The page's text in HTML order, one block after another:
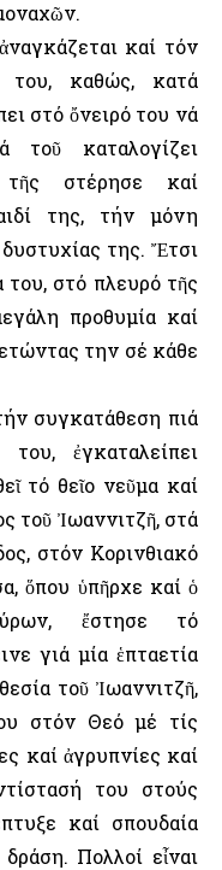
καί τόν
του, καθώς, κατά
στό ὄνειρό του νά
τοῦ καταλογίζει
τῆς στέρησε καί
της, τήν μόνη
της. Ἔτσι
του, στό πλευρό τῆς
προθυμία καί
την σέ κάθε
συγκατάθεση πιά
ἐγκαταλείπει
τό θεῖο νεῦμα καί
τοῦ Ἰωαννιτζῆ, στά
στόν Κορινθιακό
ὅπου ὑπῆρχε καί ὁ
ἔστησε τό
γιά μία ἑπταετία
τοῦ Ἰωαννιτζῆ,
στόν Θεό μέ τίς
καί ἀγρυπνίες καί
του στούς
καί σπουδαία
Πολλοί εἶναι